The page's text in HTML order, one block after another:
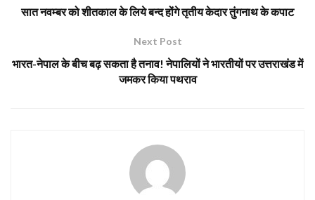
सात नवम्बर को शीतकाल के लिये बन्द होंगे तृतीय केदार तुंगनाथ के कपाट
Next Post
भारत-नेपाल के बीच बढ़ सकता है तनाव! नेपालियों ने भारतीयों पर उत्तराखंड में
जमकर किया पथराव